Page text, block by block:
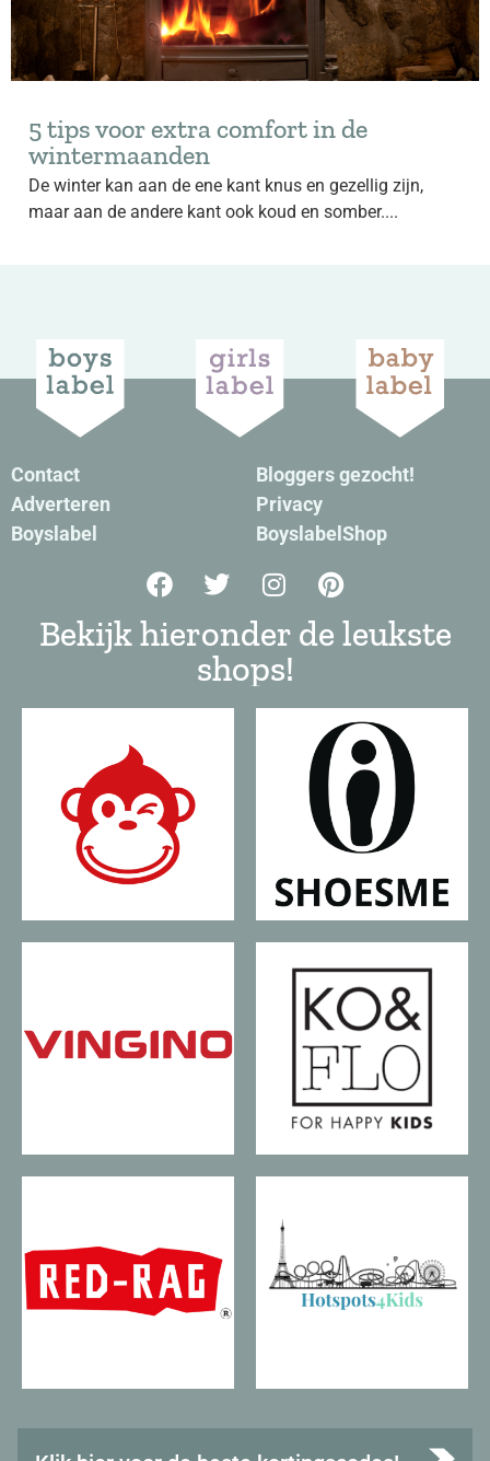
5 tips voor extra comfort in de
wintermaanden
De winter kan aan de ene kant knus en gezellig zijn,
maar aan de andere kant ook koud en somber....
Contact
Adverteren
Boyslabel
Bloggers gezocht!
Privacy
BoyslabelShop
Bekijk hieronder de leukste
shops!